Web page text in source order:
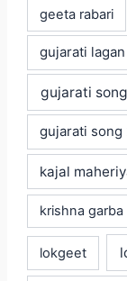
geeta rabari
gujarati
gujarati song
gujarati song
kajal
krishna garba
lokgeet